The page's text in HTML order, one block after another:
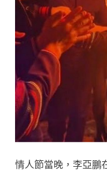
情人節當晚，李亞鵬